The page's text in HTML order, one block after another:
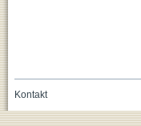
Kontakt